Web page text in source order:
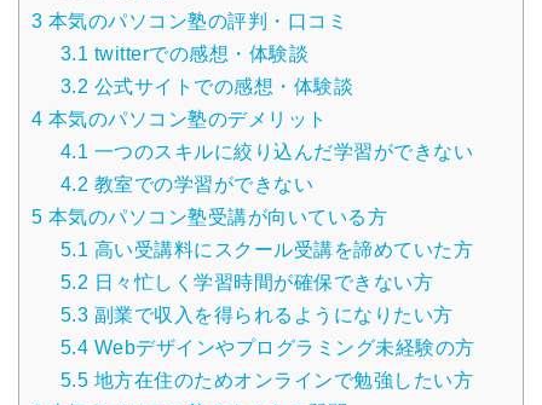
3 本気のパソコン塾の評判・口コミ
3.1 twitterでの感想・体験談
3.2 公式サイトでの感想・体験談
4 本気のパソコン塾のデメリット
4.1 一つのスキルに絞り込んだ学習ができない
4.2 教室での学習ができない
5 本気のパソコン塾受講が向いている方
5.1 高い受講料にスクール受講を諦めていた方
5.2 日々忙しく学習時間が確保できない方
5.3 副業で収入を得られるようになりたい方
5.4 Webデザインやプログラミング未経験の方
5.5 地方在住のためオンラインで勉強したい方